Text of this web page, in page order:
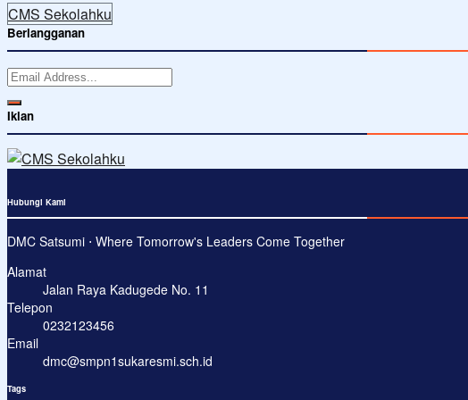
CMS Sekolahku
Berlangganan
Iklan
Hubungi Kami
DMC Satsumi ⋅ Where Tomorrow's Leaders Come Together
Alamat
Jalan Raya Kadugede No. 11
Telepon
0232123456
Email
dmc@smpn1sukaresmi.sch.id
Tags